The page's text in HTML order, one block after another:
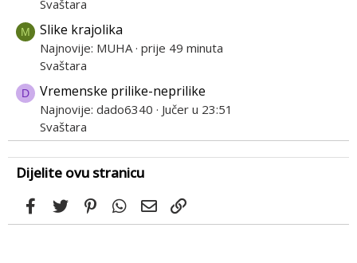
Svaštara
M Slike krajolika
Najnovije: MUHA prije 49 minuta
Svaštara
D Vremenske prilike-neprilike
Najnovije: dado6340
Jučer u 23:51
Svaštara
Dijelite ovu stranicu
FacebookTwitterPinterestWhatsApp
Email